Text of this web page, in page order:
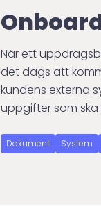
När ett
det dags att
kundens externa
uppgifter som
Dokument System